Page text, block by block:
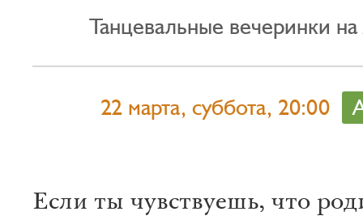
Танцевальные вечеринки
22 марта, суббота, 20:00
Если ты чувствуешь, что